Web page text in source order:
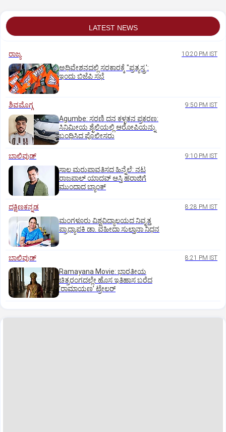
LATEST NEWS
ರಾಜ್ಯ 10:20 PM IST
ಅಧಿವೇಶನದಲ್ಲಿ ಸರಕಾರಕ್ಕೆ "ಪ್ರತ್ಯಸ್ತ್ರ':
ಇಂದು ಬಿಜೆಪಿ ಸಭೆ
ಶಿವಮೊಗ್ಗ 9:50 PM IST
Agumbe: ಸರಣಿ ದನ ಕಳ್ಳತನ ಪ್ರಕರಣ:
ಸಿನಿಮೀಯ ಶೈಲಿಯಲ್ಲಿ ಆರೋಪಿಯನ್ನು
ಬಂಧಿಸಿದ ಪೊಲೀಸರು
ಬಾಲಿವುಡ್‌ 9:10 PM IST
ಸಾಲ ಮರುಪಾವತಿಸದ ಹಿನ್ನೆಲೆ: ನಟ
ರಾಜಪಾಲ್ ಯಾದವ್‌ ಆಸ್ತಿ ಹರಾಜಿಗೆ
ಮುಂದಾದ ಬ್ಯಾಂಕ್
ದಕ್ಷಿಣಕನ್ನಡ 8:28 PM IST
ಮಂಗಳೂರು ವಿಶ್ವವಿದ್ಯಾಲಯದ ನಿವೃತ್ತ
ಪ್ರಾಧ್ಯಾಪಕಿ ಡಾ. ವಹೀದಾ ಸುಲ್ತಾನಾ ನಿಧನ
ಬಾಲಿವುಡ್‌ 8:21 PM IST
Ramayana Movie: ಭಾರತೀಯ
ಚಿತ್ರರಂಗದಲ್ಲೇ ಹೊಸ ಇತಿಹಾಸ ಬರೆದ
ʼರಾಮಾಯಣʼ ಟ್ರೇಲರ್